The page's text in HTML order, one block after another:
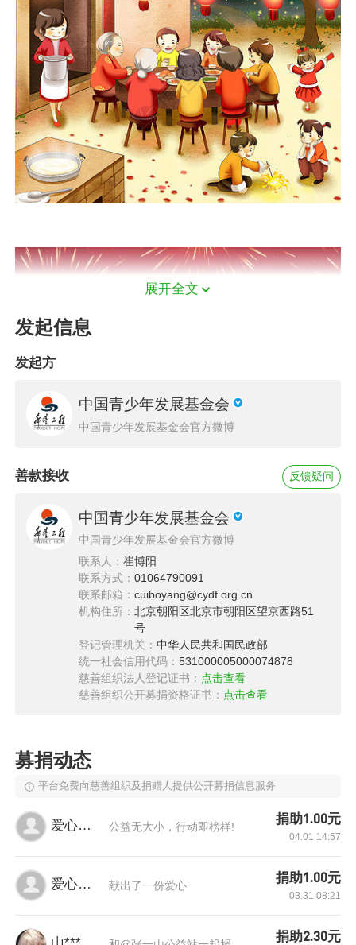
春天要和爱在一起，旅途阻隔脚步，但是无法消
解爱意，让留守儿童在这个充满希望的季节及时
我们也许互不相识，但是依然满怀赤诚，心存感
感谢身处五湖四海瞭望灯火的每一个你；
感谢此时此刻或分离或相聚的每一个你；
展开全文
发起信息
发起方
中国青少年发展基金会
中国青少年发展基金会官方微博
善款接收
中国青少年发展基金会
中国青少年发展基金会官方微博
联系人：崔博阳
联系方式：01064790091
联系邮箱：cuiboyang@cydf.org.cn
机构住所：北京朝阳区北京市朝阳区望京西路51
号
登记管理机关：中华人民共和国民政部
统一社会信用代码：531000005000074878
慈善组织法人登记证书： 点击查看
慈善组织公开募捐资格证书： 点击查看
反馈疑问
募捐动态
平台免费向慈善组织及捐赠人提供公开募捐信息服务
爱心网友 公益无大小，行动即榜样!
捐助1.00元
04.01 14:57
爱心网友 献出了一份爱心
捐助1.00元
03.31 08:21
捐助2.30元